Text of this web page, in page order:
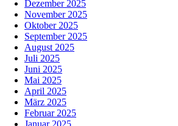
Dezember 2025
November 2025
Oktober 2025
September 2025
August 2025
Juli 2025
Juni 2025
Mai 2025
April 2025
März 2025
Februar 2025
Januar 2025